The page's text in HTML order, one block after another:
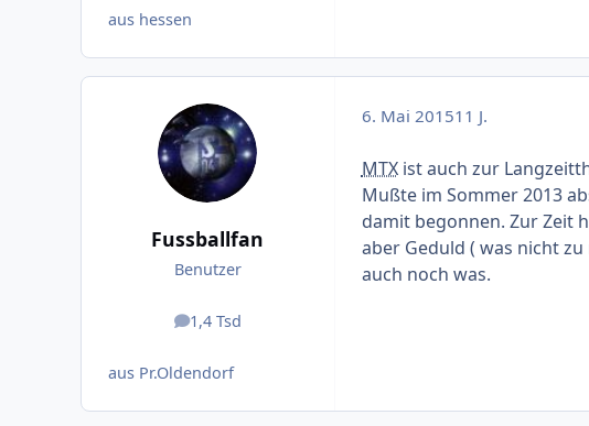
aus hessen
Fussballfan
Benutzer
1,4 Tsd
Beiträge
aus Pr.Oldendorf
6. Mai 201511 J.
MTXist auch zur
Mußte im Sommer 2013
damit begonnen. Zur Zeit
aber Geduld ( was nicht
auch noch was.